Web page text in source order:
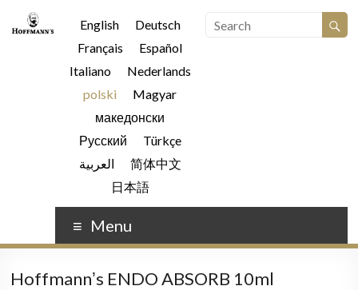
English
Deutsch
Français
Español
Italiano
Nederlands
polski
Magyar
македонски
Русский
Türkçe
العربية
简体中文
日本語
Menu
Hoffmannʼs ENDO ABSORB 10ml